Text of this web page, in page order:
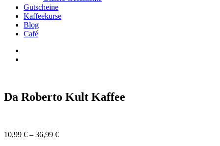
Gutscheine
Kaffeekurse
Blog
Café
Da Roberto Kult Kaffee
10,99 € – 36,99 €